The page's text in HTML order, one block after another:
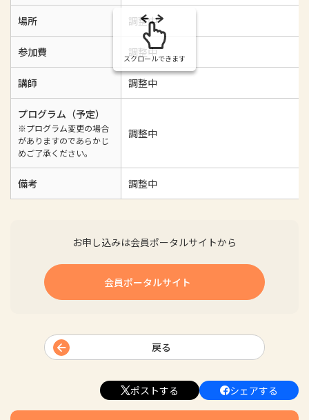
場所 調整中
参加費 調整中
講師 調整中
プログラム（予定）
※プログラム変更の場合
がありますのであらかじ
めご了承ください。
調整中
備考 調整中
スクロールできます
お申し込みは会員ポータルサイトから
会員ポータルサイト
戻る
ポストする シェアする